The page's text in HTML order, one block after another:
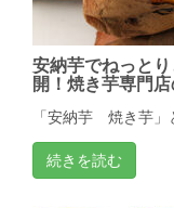
安納芋でねっと
開！焼き芋専門
「安納芋 焼き芋」
続きを読む